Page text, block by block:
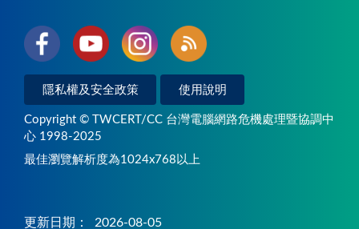
隱私權及安全政策 使用說明
Copyright © TWCERT/CC 台灣電腦網路危機處理暨協調中
心 1998-2025
最佳瀏覽解析度為1024x768以上
更新日期： 2026-08-05